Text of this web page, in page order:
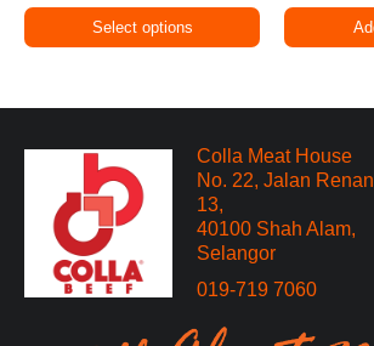
Select options
Colla Meat House
No. 22, Jalan
13,
40100 Shah Alam,
Selangor
019-719 7060​